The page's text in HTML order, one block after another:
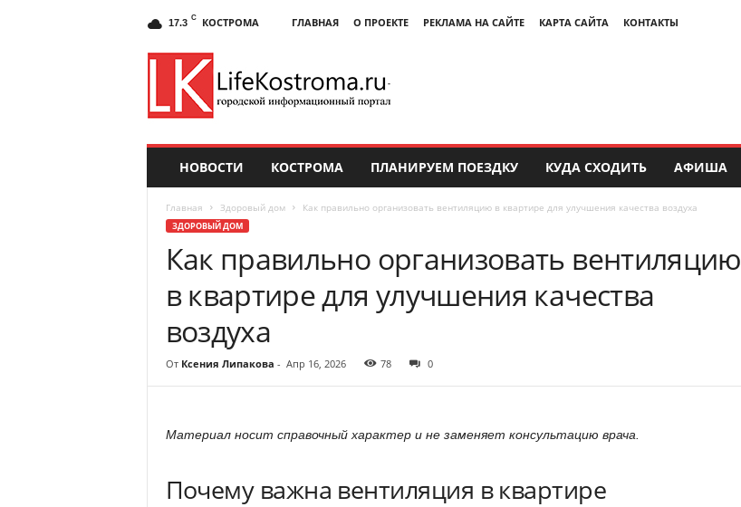
17.3 C КОСТРОМА ГЛАВНАЯ О ПРОЕКТЕ РЕКЛАМА НА САЙТЕ КАРТА САЙТА КОНТАКТЫ
НОВОСТИ КОСТРОМА ПЛАНИРУЕМ ПОЕЗДКУ КУДА СХОДИТЬ АФИША
Главная Здоровый дом Как правильно организовать вентиляцию в квартире для улучшения качества воздуха
ЗДОРОВЫЙ ДОМ
Как правильно организовать вентиляцию
в квартире для улучшения качества
воздуха
От Ксения Липакова - Апр 16, 2026 78 0
Материал носит справочный характер и не заменяет консультацию врача.
Почему важна вентиляция в квартире